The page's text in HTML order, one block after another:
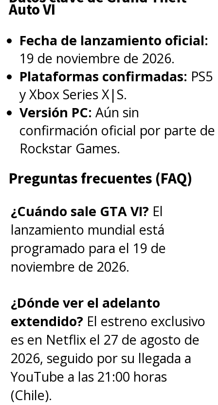
Cavill ha estado muy ocupado
con proyectos cinematográficos
y también en la misión
deadaptarWarhammer 40Ken
Prime Video.
Auto VI
Fecha de lanzamiento oficial:
19 de noviembre de 2026.
Plataformas confirmadas: PS5
y Xbox Series X|S.
Versión PC: Aún sin
confirmación oficial por parte de
Rockstar Games.
Preguntas frecuentes (FAQ)
¿Cuándo sale GTA VI? El
lanzamiento mundial está
programado para el 19 de
noviembre de 2026.
¿Dónde ver el adelanto
extendido? El estreno exclusivo
es en Netflix el 27 de agosto de
2026, seguido por su llegada a
YouTube a las 21:00 horas
(Chile).